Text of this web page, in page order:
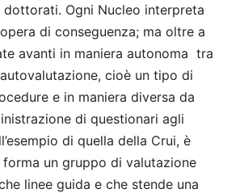
Ogni Nucleo interpreta
di conseguenza; ma oltre a
avanti in maniera autonoma tra
cioè un tipo di
e in maniera diversa da
di questionari agli
di quella della Crui, è
un gruppo di valutazione
linee guida e che stende una